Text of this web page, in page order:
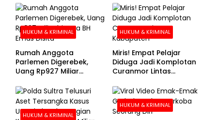
Buronan Segera
Menyerahkan Diri
HUKUM & KRIMINAL
Rumah Anggota
Parlemen Digerebek,
Uang Rp927 Miliar
HUKUM & KRIMINAL
Miris! Empat Pelajar
Diduga Jadi Komplotan
Curanmor Lintas
HUKUM & KRIMINAL
HUKUM & KRIMINAL